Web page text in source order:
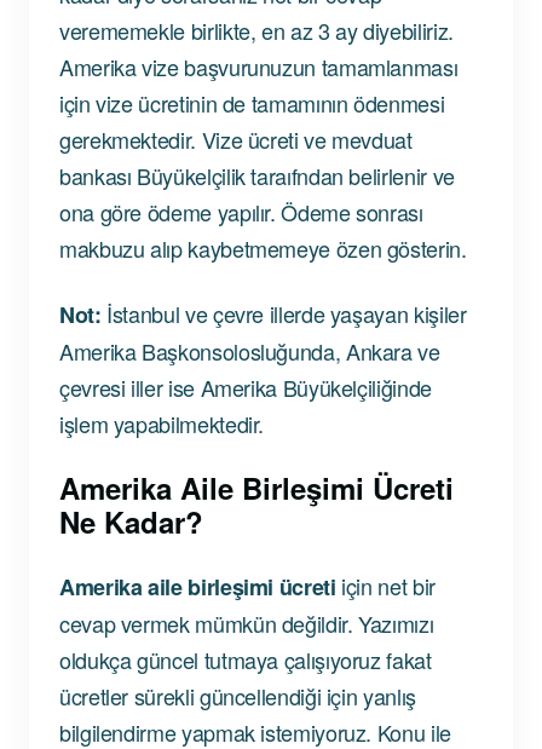
verememekle birlikte, en az 3 ay diyebiliriz.
Amerika vize başvurunuzun tamamlanması
için vize ücretinin de tamamının ödenmesi
gerekmektedir. Vize ücreti ve mevduat
bankası Büyükelçilik taraıfndan belirlenir ve
ona göre ödeme yapılır. Ödeme sonrası
makbuzu alıp kaybetmemeye özen gösterin.
Not: İstanbul ve çevre illerde yaşayan kişiler
Amerika Başkonsolosluğunda, Ankara ve
çevresi iller ise Amerika Büyükelçiliğinde
işlem yapabilmektedir.
Amerika Aile Birleşimi Ücreti
Ne Kadar?
Amerika aile birleşimi ücreti için net bir
cevap vermek mümkün değildir. Yazımızı
oldukça güncel tutmaya çalışıyoruz fakat
ücretler sürekli güncellendiği için yanlış
bilgilendirme yapmak istemiyoruz. Konu ile